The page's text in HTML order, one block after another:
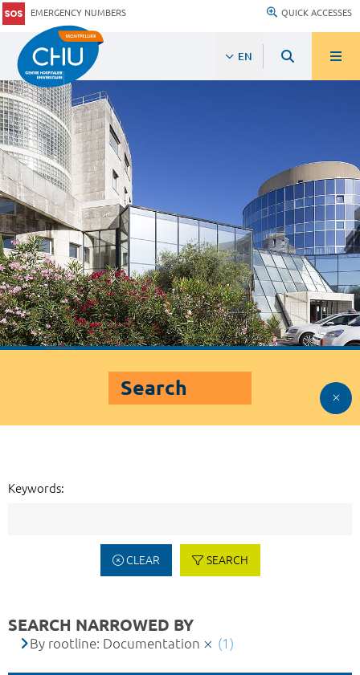
EMERGENCY NUMBERS QUICK ACCESSES
EN
Search
Keywords:
CLEAR SEARCH
SEARCH NARROWED BY
By rootline: Documentation (1)